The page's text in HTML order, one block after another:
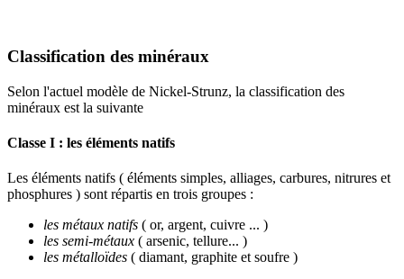
Classification des minéraux
Selon l'actuel modèle de Nickel-Strunz, la classification des
minéraux est la suivante
Classe I : les éléments natifs
Les éléments natifs ( éléments simples, alliages, carbures, nitrures et
phosphures ) sont répartis en trois groupes :
les métaux natifs ( or, argent, cuivre ... )
les semi-métaux ( arsenic, tellure... )
les métalloïdes ( diamant, graphite et soufre )